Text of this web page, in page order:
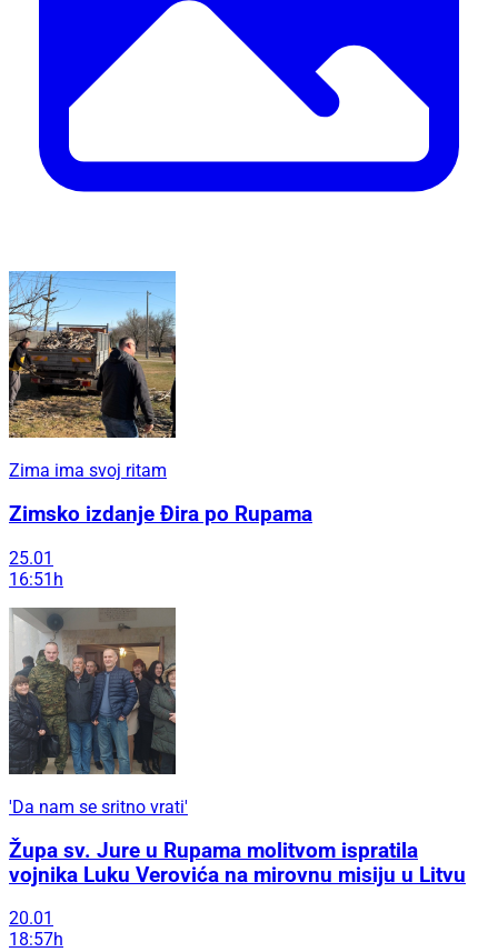
Zima ima svoj ritam
Zimsko izdanje Đira po Rupama
25.01
16:51h
'Da nam se sritno vrati'
Župa sv. Jure u Rupama molitvom ispratila
vojnika Luku Verovića na mirovnu misiju u Litvu
20.01
18:57h